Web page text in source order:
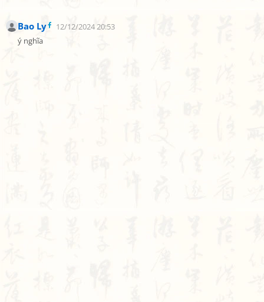
Bao Ly
12/12/2024 20:53
ý nghĩa